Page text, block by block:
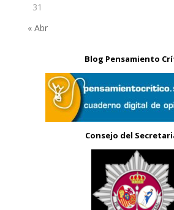
31
« Abr
Blog Pensamiento
Consejo del